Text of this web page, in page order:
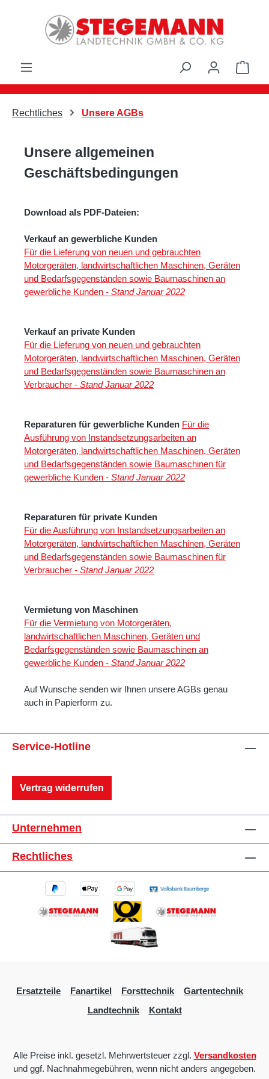
Zum Hauptinhalt springen
Rechtliches Unsere AGBs
Unsere allgemeinen
Geschäftsbedingungen
Download als PDF-Dateien:
Verkauf an gewerbliche Kunden
Für die Lieferung von neuen und gebrauchten
Motorgeräten, landwirtschaftlichen Maschinen, Geräten
und Bedarfsgegenständen sowie Baumaschinen an
gewerbliche Kunden - Stand Januar 2022
Verkauf an private Kunden
Für die Lieferung von neuen und gebrauchten
Motorgeräten, landwirtschaftlichen Maschinen, Geräten
und Bedarfsgegenständen sowie Baumaschinen an
Verbraucher - Stand Januar 2022
Reparaturen für gewerbliche Kunden Für die
Ausführung von Instandsetzungsarbeiten an
Motorgeräten, landwirtschaftlichen Maschinen, Geräten
und Bedarfsgegenständen sowie Baumaschinen für
gewerbliche Kunden - Stand Januar 2022
Reparaturen für private Kunden
Für die Ausführung von Instandsetzungsarbeiten an
Motorgeräten, landwirtschaftlichen Maschinen, Geräten
und Bedarfsgegenständen sowie Baumaschinen für
Verbraucher - Stand Januar 2022
Vermietung von Maschinen
Für die Vermietung von Motorgeräten,
landwirtschaftlichen Maschinen, Geräten und
Bedarfsgegenständen sowie Baumaschinen an
gewerbliche Kunden - Stand Januar 2022
Auf Wunsche senden wir Ihnen unsere AGBs genau
auch in Papierform zu.
Service-Hotline
Vertrag widerrufen
Unternehmen
Rechtliches
Ersatzteile Fanartikel Forsttechnik
Gartentechnik
Landtechnik
Kontakt
Alle Preise inkl. gesetzl. Mehrwertsteuer zzgl. Versandkosten
und ggf. Nachnahmegebühren, wenn nicht anders angegeben.